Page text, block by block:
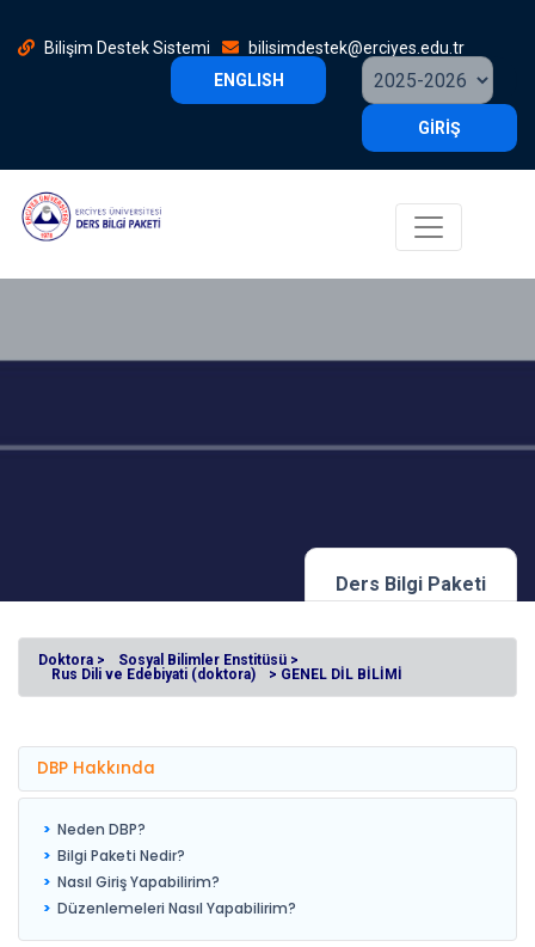
Bilişim Destek Sistemi
bilisimdestek@erciyes.edu.tr
ENGLISH
GİRİŞ
Ders Bilgi Paketi
Doktora >
Sosyal Bilimler Enstitüsü >
Rus Dili ve Edebiyati (doktora)
> GENEL DİL BİLİMİ
DBP Hakkında
Neden DBP?
Bilgi Paketi Nedir?
Nasıl Giriş Yapabilirim?
Düzenlemeleri Nasıl Yapabilirim?